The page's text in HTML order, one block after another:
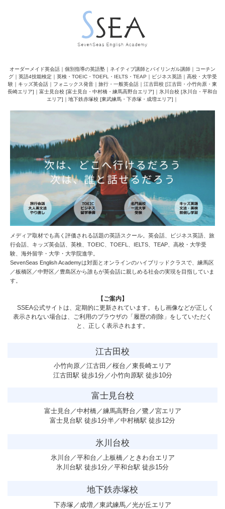
オーダーメイド英会話｜個別指導の英語塾｜ネイティブ講師とバイリンガル講師｜コーチン
グ｜英語4技能検定｜英検・TOEIC・TOEFL・IELTS・TEAP｜ビジネス英語｜高校・大学受
験｜キッズ英会話｜フォニックス発音｜旅行・一般英会話｜江古田校 [江古田・小竹向原・東
長崎エリア]｜富士見台校 [富士見台・中村橋・練馬高野台エリア]｜氷川台校 [氷川台・平和台
エリア]｜地下鉄赤塚校 [東武練馬・下赤塚・成増エリア]｜
メディア取材でも高く評価される話題の英語スクール。英会話、ビジネス英語、旅
行会話、キッズ英会話、英検、TOEIC、TOEFL、IELTS、TEAP、高校・大学受
験、海外留学・大学・大学院進学。
SevenSeas English Academyは対面とオンラインのハイブリッドクラスで、練馬区
／板橋区／中野区／豊島区から誰もが英会話に親しめる社会の実現を目指していま
す。
【ご案内】
SSEA公式サイトは、定期的に更新されています。もし画像などが正しく
表示されない場合は、ご利用のブラウザの「履歴の削除」をしていただく
と、正しく表示されます。
江古田校
小竹向原／江古田／桜台／東長崎エリア
江古田駅 徒歩1分／小竹向原駅 徒歩10分
富士見台校
富士見台／中村橋／練馬高野台／鷺ノ宮エリア
富士見台駅 徒歩1分半／中村橋駅 徒歩12分
氷川台校
氷川台／平和台／上板橋／ときわ台エリア
氷川台駅 徒歩1分／平和台駅 徒歩15分
地下鉄赤塚校
下赤塚／成増／東武練馬／光が丘エリア